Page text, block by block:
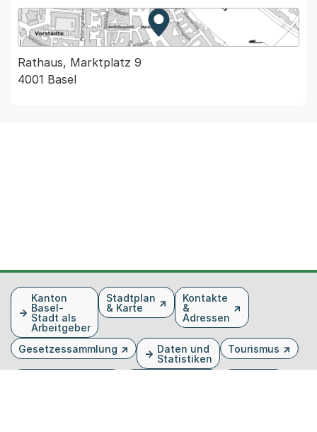
Zur Karte von MapBS.
Externer Link, wird in einem
Rathaus, Marktplatz 9
4001 Basel
FusszeileKanton
Basel-
Stadt als
Arbeitgeber
Stadtplan
& Karte
Kontakte
&
Adressen
Gesetzessammlung
Daten und
Statistiken
Tourismus